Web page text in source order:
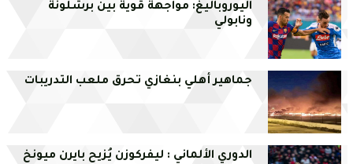
اليوروباليغ: مواجهة قوية بين برشلونة
ونابولي
جماهير أهلي بنغازي تحرق ملعب التدريبات
الدوري الألماني : ليفركوزن يُزيح بايرن ميونخ